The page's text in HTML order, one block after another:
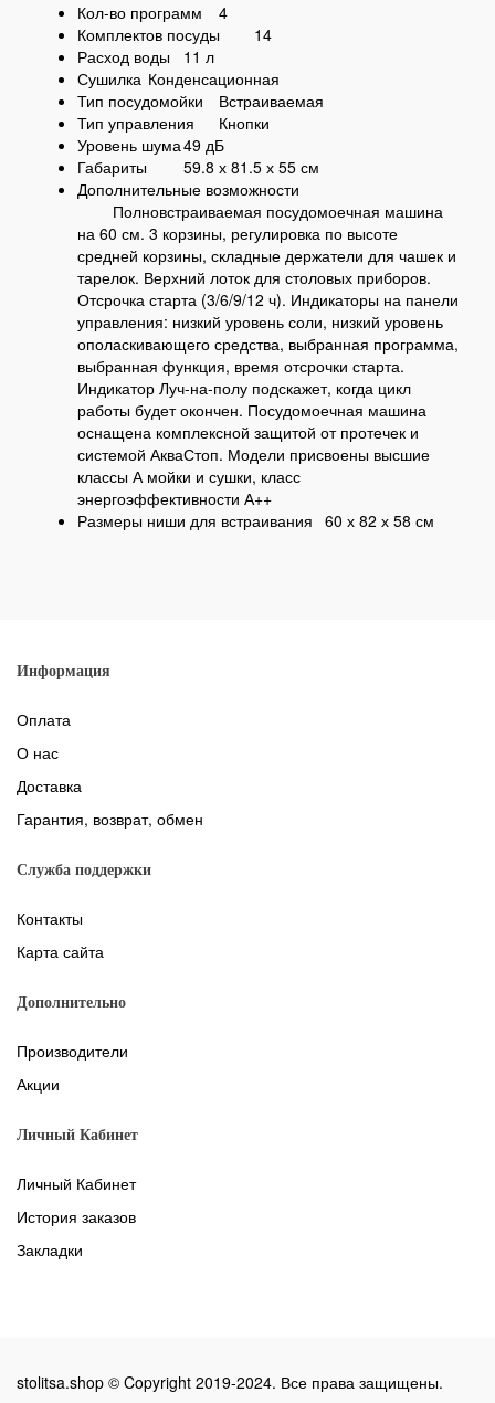
Кол-во программ
4
Комплектов посуды
14
Расход воды
11 л
Сушилка Конденсационная
Тип посудомойки
Встраиваемая
Тип управления
Кнопки
Уровень шума49 дБ
Габариты
59.8 х 81.5 х 55 см
Дополнительные возможности
Полновстраиваемая посудомоечная машина
на 60 см. 3 корзины, регулировка по высоте
средней корзины, складные держатели для чашек и
тарелок. Верхний лоток для столовых приборов.
Отсрочка старта (3/6/9/12 ч). Индикаторы на панели
управления: низкий уровень соли, низкий уровень
ополаскивающего средства, выбранная программа,
выбранная функция, время отсрочки старта.
Индикатор Луч-на-полу подскажет, когда цикл
работы будет окончен. Посудомоечная машина
оснащена комплексной защитой от протечек и
системой АкваСтоп. Модели присвоены высшие
классы А мойки и сушки, класс
энергоэффективности А++
Размеры ниши для встраивания 60 х 82 х 58 см
Информация
Оплата
О нас
Доставка
Гарантия, возврат, обмен
Служба поддержки
Контакты
Карта сайта
Дополнительно
Производители
Акции
Личный Кабинет
Личный Кабинет
История заказов
Закладки
stolitsa.shop © Copyright 2019-2024. Все права защищены.